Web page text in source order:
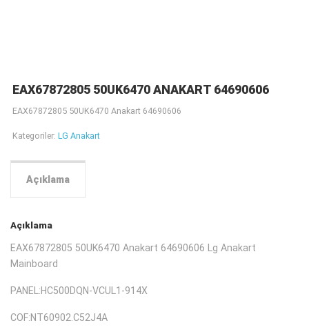
EAX67872805 50UK6470 ANAKART 64690606
EAX67872805 50UK6470 Anakart 64690606
Kategoriler: LG Anakart
Açıklama
Açıklama
EAX67872805 50UK6470 Anakart 64690606 Lg Anakart
Mainboard
PANEL:HC500DQN-VCUL1-914X
COF:NT60902.C52J4A